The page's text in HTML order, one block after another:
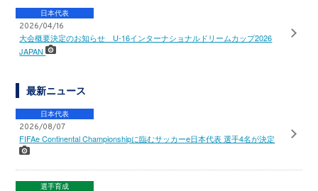
日本代表
2026/04/16
大会概要決定のお知らせ U-16インターナショナルドリームカップ2026
JAPAN
最新ニュース
日本代表
2026/08/07
FIFAe Continental Championshipに臨むサッカーe日本代表 選手4名が決定
選手育成